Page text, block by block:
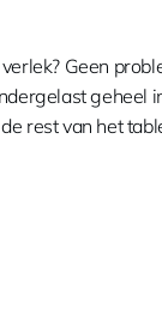
Geen
geheel
rest van het